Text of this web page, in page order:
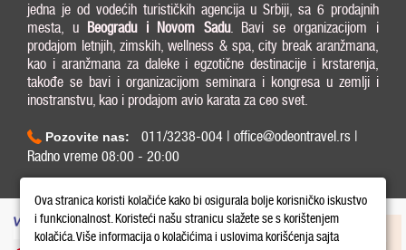
jedna je od vodećih turističkih agencija u Srbiji, sa 6 prodajnih
mesta, u Beogradu i Novom Sadu. Bavi se organizacijom i
prodajom letnjih, zimskih, wellness & spa, city break aranžmana,
kao i aranžmana za daleke i egzotične destinacije i krstarenja,
takođe se bavi i organizacijom seminara i kongresa u zemlji i
inostranstvu, kao i prodajom avio karata za ceo svet.
Pozovite nas:
011/3238-004 | office@odeontravel.rs |
Radno vreme 08:00 - 20:00
Ova stranica koristi kolačiće kako bi osigurala bolje korisničko iskustvo
i funkcionalnost. Koristeći našu stranicu slažete se s korištenjem
kolačića. Više informacija o kolačićima i uslovima korišćenja sajta